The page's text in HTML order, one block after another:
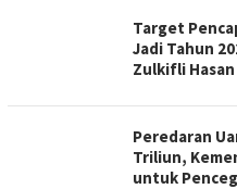
Target
Jadi Tahun
Zulkifli Hasan
Peredaran
Triliun,
untuk